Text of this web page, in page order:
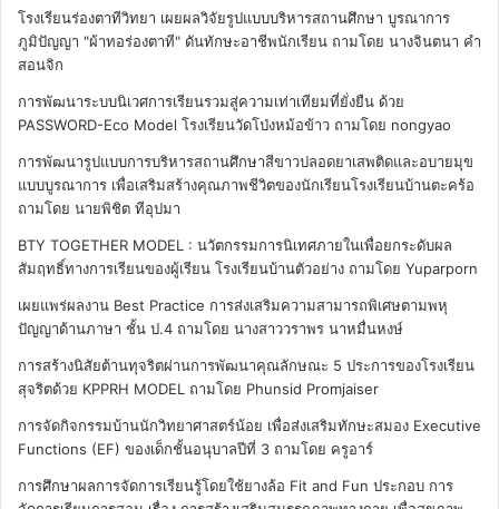
โรงเรียนร่องตาทีวิทยา เผยผลวิจัยรูปแบบบริหารสถานศึกษา บูรณาการ
ภูมิปัญญา "ผ้าทอร่องตาที" ดันทักษะอาชีพนักเรียน ถามโดย นางจินตนา คำ
สอนจิก
การพัฒนาระบบนิเวศการเรียนรวมสู่ความเท่าเทียมที่ยั่งยืน ด้วย
PASSWORD-Eco Model โรงเรียนวัดโป่งหม้อข้าว ถามโดย nongyao
การพัฒนารูปแบบการบริหารสถานศึกษาสีขาวปลอดยาเสพติดและอบายมุข
แบบบูรณาการ เพื่อเสริมสร้างคุณภาพชีวิตของนักเรียนโรงเรียนบ้านตะคร้อ
ถามโดย นายพิชิต ทีอุปมา
BTY TOGETHER MODEL : นวัตกรรมการนิเทศภายในเพื่อยกระดับผล
สัมฤทธิ์ทางการเรียนของผู้เรียน โรงเรียนบ้านตัวอย่าง ถามโดย Yuparporn
เผยแพร่ผลงาน Best Practice การส่งเสริมความสามารถพิเศษตามพหุ
ปัญญาด้านภาษา ชั้น ป.4 ถามโดย นางสาววราพร นาหมื่นหงษ์
การสร้างนิสัยต้านทุจริตผ่านการพัฒนาคุณลักษณะ 5 ประการของโรงเรียน
สุจริตด้วย KPPRH MODEL ถามโดย Phunsid Promjaiser
การจัดกิจกรรมบ้านนักวิทยาศาสตร์น้อย เพื่อส่งเสริมทักษะสมอง Executive
Functions (EF) ของเด็กชั้นอนุบาลปีที่ 3 ถามโดย ครูอาร์
การศึกษาผลการจัดการเรียนรู้โดยใช้ยางล้อ Fit and Fun ประกอบ การ